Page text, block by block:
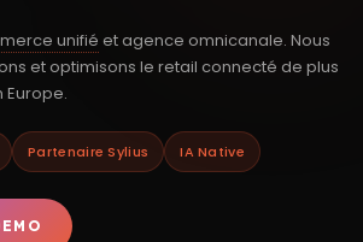
unifié et agence omnicanale. Nous
et optimisons le retail connecté de plus
Partenaire Sylius IA Native